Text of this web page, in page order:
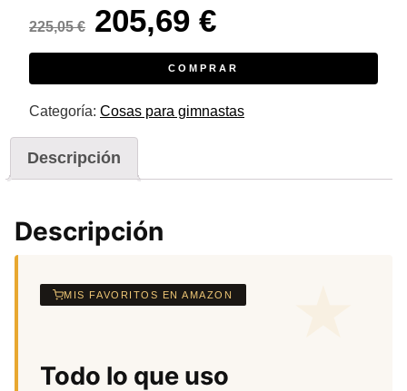
225,05€
El
precio
original
era:
225,05 €.
205,69 €El
precio
actual
es:
COMPRAR
Categoría: Cosas para gimnastas
Descripción
Descripción
MIS FAVORITOS EN AMAZON
Todo lo que uso